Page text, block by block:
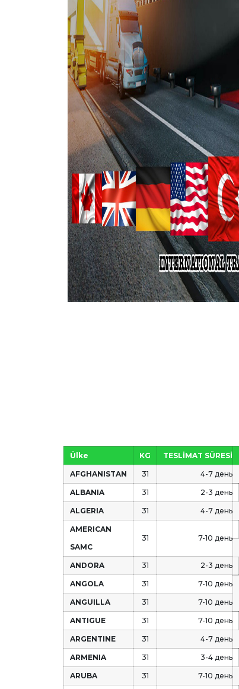
Ülke KG TESLİMAT SÜRESİ
AFGHANISTAN 31 4-7 день
ALBANIA 31 2-3 день
ALGERIA 31 4-7 день
AMERICAN
SAMC
31 7-10 день
ANDORA 31 2-3 день
ANGOLA 31 7-10 день
ANGUILLA 31 7-10 день
ANTIGUE 31 7-10 день
ARGENTINE 31 4-7 день
ARMENIA 31 3-4 день
ARUBA 31 7-10 день